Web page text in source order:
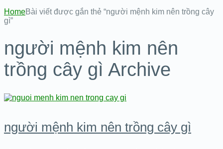
HomeBài viết được gắn thẻ “người mệnh kim nên trồng cây
gì”
người mệnh kim nên
trồng cây gì Archive
người mệnh kim nên trồng cây gì